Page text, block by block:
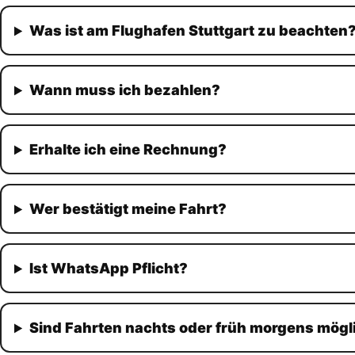
Was ist am Flughafen Stuttgart zu beachten?
Wann muss ich bezahlen?
Erhalte ich eine Rechnung?
Wer bestätigt meine Fahrt?
Ist WhatsApp Pflicht?
Sind Fahrten nachts oder früh morgens